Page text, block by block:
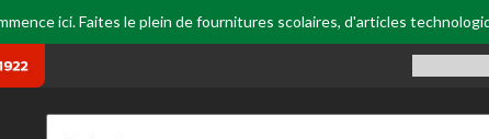
ici. Faites le plein de fournitures scolaires, d'articles